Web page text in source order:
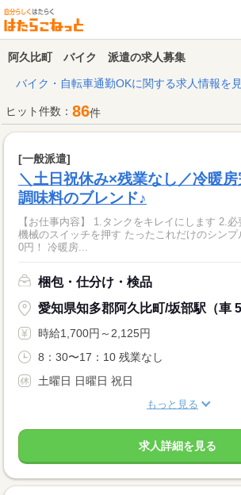
阿久比町 バイク 派遣の求人募集
バイク・自転車通勤OKに関する求人情報を
ヒット件数： 86件
[一般派遣]
＼土日祝休み×残業なし／冷暖
調味料のブレンド♪
【お仕事内容】 1.タンクをキレイにします 2.必要な調味料を投入 3.
機械のスイッチを押す たったこれだけのシンプル軽作業で高時給170
0円！ 冷暖房...
梱包・仕分け・検品
愛知県知多郡阿久比町/坂部駅（車 5
時給1,700円～2,125円
8：30〜17：10 残業なし
土曜日 日曜日 祝日
もっと見る
求人詳細を見る